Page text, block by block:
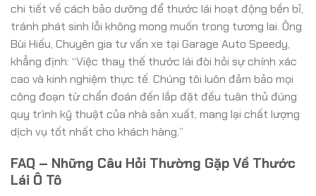
chi tiết về cách bảo dưỡng để thước lái hoạt động bền bỉ,
tránh phát sinh lỗi không mong muốn trong tương lai. Ông
Bùi Hiếu, Chuyên gia tư vấn xe tại Garage Auto Speedy,
khẳng định: “Việc thay thế thước lái đòi hỏi sự chính xác
cao và kinh nghiệm thực tế. Chúng tôi luôn đảm bảo mọi
công đoạn từ chẩn đoán đến lắp đặt đều tuân thủ đúng
quy trình kỹ thuật của nhà sản xuất, mang lại chất lượng
dịch vụ tốt nhất cho khách hàng.”
FAQ – Những Câu Hỏi Thường Gặp Về Thước
Lái Ô Tô